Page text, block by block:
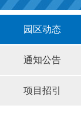
园区动态
通知公告
项目招引